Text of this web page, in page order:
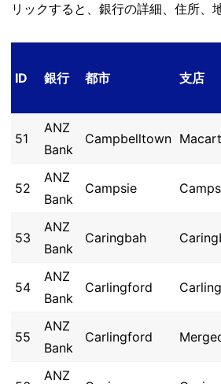
リックすると、銀行の詳細、住所、
ID 銀行 都市 支店
51
ANZ
Bank
Campbelltown
52
ANZ
Bank
Campsie
53
ANZ
Bank
Caringbah
54
ANZ
Bank
Carlingford
55
ANZ
Bank
Carlingford
ANZ